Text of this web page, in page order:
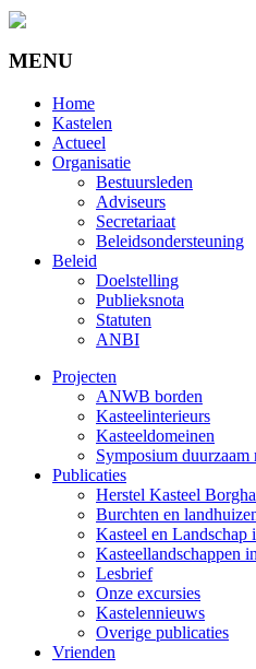
MENU
Home
Kastelen
Actueel
Organisatie
Bestuursleden
Adviseurs
Secretariaat
Beleidsondersteuning
Beleid
Doelstelling
Publieksnota
Statuten
ANBI
Projecten
ANWB borden
Kasteelinterieurs
Kasteeldomeinen
Symposium duurzaam
Publicaties
Herstel Kasteel
Burchten en
Kasteel en
Kasteellandschappen
Lesbrief
Onze excursies
Kastelennieuws
Overige publicaties
Vrienden